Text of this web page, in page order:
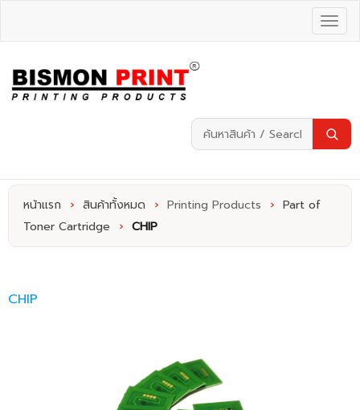
หน้าแรก › สินค้าทั้งหมด › Printing Products › Part of
Toner Cartridge
› CHIP
CHIP